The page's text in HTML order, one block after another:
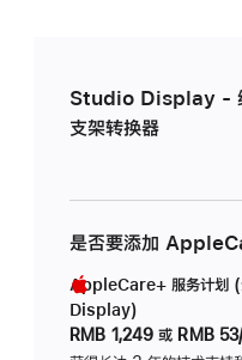
Studio Display -
支架转换器
是否要添加
AppleCare+ 服务计划
Display)
RMB 1,249 或 RMB